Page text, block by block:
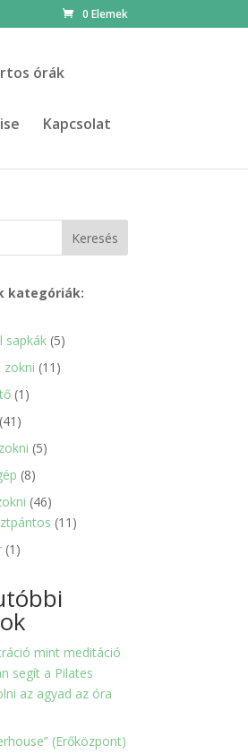
0 Elemek
órák
Kapcsolat
Keresés
kategóriák:
sapkák 55
zokni 11 11
1 1
41 41
termék
55
88
termék
4646
termék
11 11
1 1
mint meditáció
segít a Pilates
az agyad az óra
(Erőközpont)